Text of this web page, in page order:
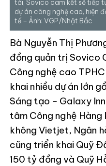
tới, Sovico cam kết sẽ tiếp
dự án công nghệ cao, hiện
tế – Ảnh: VGP/Nhật Bắc
Bà Nguyễn Thị
đồng quản trị Sovico
Công nghệ cao
khai nhiều dự án lớn
Sáng tạo – Galaxy
tâm Công nghệ Hàng
không Vietjet, Ngân
cũng triển khai Quỹ
150 tỷ đồng và Quỹ